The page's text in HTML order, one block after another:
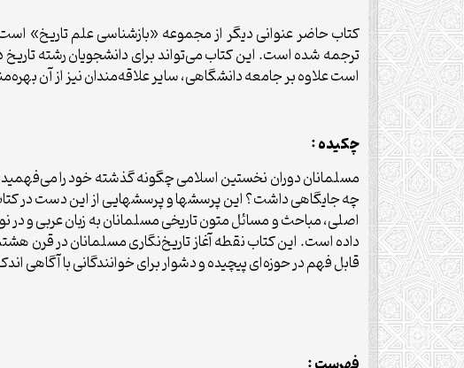
کتاب حاضر عنوانی دیگر از مجموعه «بازشناسی علم تاریخ»
است علاوه بر جامعه دانشگاهی، سایر علاقه‌مندان نیز از آن
چكيده :
مسلمانان دوران نخستین اسلامی چگونه گذشته خود را
چه جایگاهی داشت؟ این پرسشها و پرسشهایی از این دست در
اصلی، مباحث و مسائل متون تاریخی مسلمانان به زبان عربی و
داده است. این کتاب نقطه آغاز تاریخ‌نگاری مسلمانان در قرن
قابل فهم در حوزه‌ای پیچیده و دشوار برای خوانندگانی با آگاهی